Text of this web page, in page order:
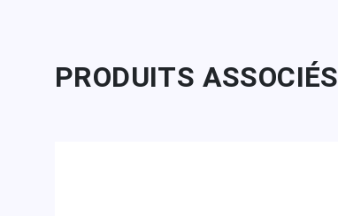
PRODUITS ASSOCIÉS